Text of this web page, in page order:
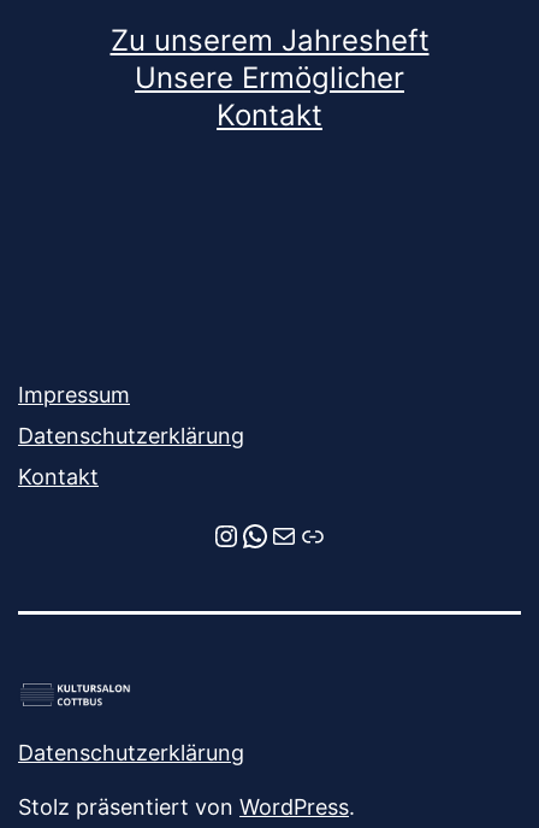
Zu unserem Jahresheft
Unsere Ermöglicher
Kontakt
Impressum
Datenschutzerklärung
Kontakt
Instagram
WhatsApp
E-MailNewsletter-Anmeldung
Datenschutzerklärung
Stolz präsentiert von WordPress.